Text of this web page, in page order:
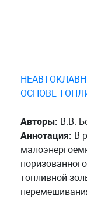
ОСНОВЕ
Авторы: В.В.
Аннотация: В
топливной